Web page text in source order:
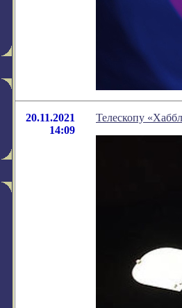
20.11.2021
14:09
Телескопу